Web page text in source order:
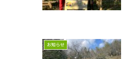
お知らせ